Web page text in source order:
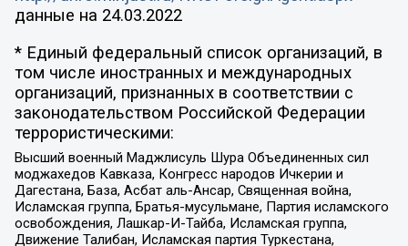
данные на 24.03.2022
* Единый федеральный список организаций, в
том числе иностранных и международных
организаций, признанных в соответствии с
законодательством Российской Федерации
террористическими:
Высший военный Маджлисуль Шура Объединенных сил
моджахедов Кавказа, Конгресс народов Ичкерии и
Дагестана, База, Асбат аль-Ансар, Священная война,
Исламская группа, Братья-мусульмане, Партия исламского
освобождения, Лашкар-И-Тайба, Исламская группа,
Движение Талибан, Исламская партия Туркестана,